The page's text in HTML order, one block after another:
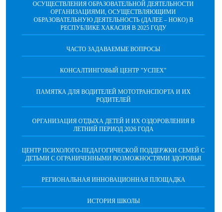
ОСУЩЕСТВЛЕНИЯ ОБРАЗОВАТЕЛЬНОЙ ДЕЯТЕЛЬНОСТИ
ОРГАНИЗАЦИЯМИ, ОСУЩЕСТВЛЯЮЩИМИ
ОБРАЗОВАТЕЛЬНУЮ ДЕЯТЕЛЬНОСТЬ (ДАЛЕЕ – НОКО) В
РЕСПУБЛИКЕ ХАКАСИЯ В 2025 ГОДУ
ЧАСТО ЗАДАВАЕМЫЕ ВОПРОСЫ
КОНСАЛТИНГОВЫЙ ЦЕНТР "УСПЕХ"
ПАМЯТКА ДЛЯ ВОДИТЕЛЕЙ МОТОТРАНСПОРТА И ИХ
РОДИТЕЛЕЙ
ОРГАНИЗАЦИЯ ОТДЫХА ДЕТЕЙ И ИХ ОЗДОРОВЛЕНИЯ В
ЛЕТНИЙ ПЕРИОД 2026 ГОДА
ЦЕНТР ПСИХОЛОГО-ПЕДАГОГИЧЕСКОЙ ПОДДЕРЖКИ СЕМЕЙ С
ДЕТЬМИ С ОГРАНИЧЕННЫМИ ВОЗМОЖНОСТЯМИ ЗДОРОВЬЯ
РЕГИОНАЛЬНАЯ ИННОВАЦИОННАЯ ПЛОЩАДКА
ИСТОРИЯ ШКОЛЫ